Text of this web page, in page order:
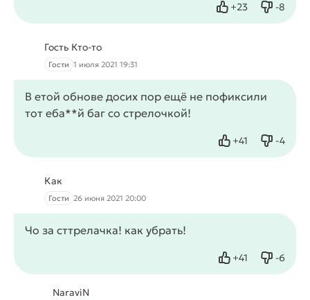
+23
Нравится -8
Не
Гость Кто-то
Гости 1 июля 2021 19:31
В етой обнове досих пор ещё не пофиксили
тот еба**й баг со стрелочкой!
+41
Нравится -4
Не
Как
Гости 26 июня 2021 20:00
Чо за сттрелачка! как убрать!
+41
Нравится -6
Не
NaraviN